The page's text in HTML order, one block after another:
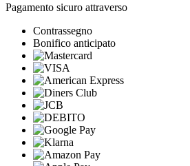
Pagamento sicuro attraverso
Contrassegno
Bonifico anticipato